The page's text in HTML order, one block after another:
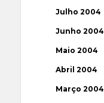
Julho 2004
Junho 2004
Maio 2004
Abril 2004
Março 2004